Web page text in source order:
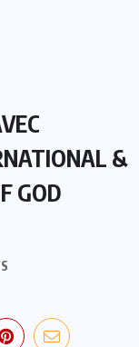
&
GOD